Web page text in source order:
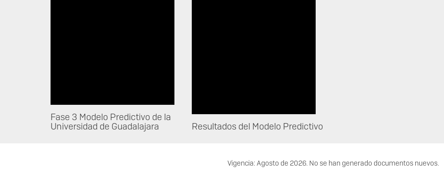
Fase 3 Modelo Predictivo de la
Universidad de Guadalajara
Resultados del Modelo Predictivo
Vigencia: Agosto de 2026. No se han generado documentos nuevos.